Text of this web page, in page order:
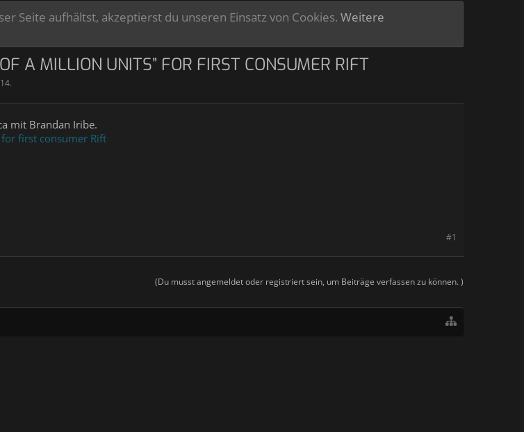
Seite aufhältst, akzeptierst du unseren Einsatz von Cookies. Weitere
A MILLION UNITS” FOR FIRST CONSUMER RIFT
.
mit Brandan Iribe.
first consumer Rift
#1
(Du musst angemeldet oder registriert sein, um Beiträge verfassen zu können. )